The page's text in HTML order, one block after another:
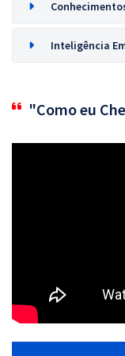
Inteligência
"Como eu